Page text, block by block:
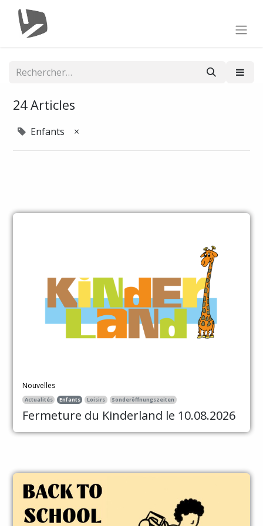
24 Articles
Enfants ×
Nouvelles
Actualités Enfants Loisirs Sonderöffnungszeiten
Fermeture du Kinderland le 10.08.2026